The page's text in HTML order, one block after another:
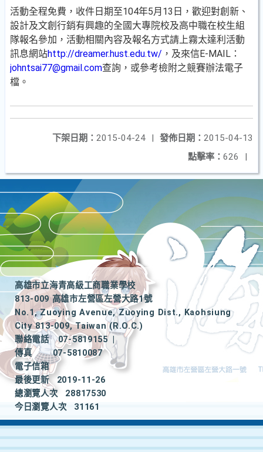
活動全程免費，收件日期至104年5月13日，歡迎對創新、
設計及文創行銷有興趣的全國大專院校及高中職在校生組
隊報名參加，活動相關內容及報名方式請上霧太達利活動
訊息網站http://dreamer.hust.edu.tw/ ，及來信E-MAIL：
johntsai77@gmail.com查詢，或參考檢附之競賽辦法電子
檔。
發佈日期： 2015-04-13
下架日期： 2015-04-24
|
點擊率： 626 |
高雄市立海青高級工商職業學校
813-009 高雄市左營區左營大路1號
No.1, Zuoying Avenue, Zuoying Dist., Kaohsiung
City 813-009, Taiwan (R.O.C.)
聯絡電話
07-5819155
|
傳真
07-5810087
電子信箱
最後更新
2019-11-26
總瀏覽人次
28817530
今日瀏覽人次
31161